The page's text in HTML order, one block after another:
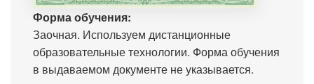
Форма обучения:
Заочная. Используем дистанционные
образовательные технологии. Форма обучения
в выдаваемом документе не указывается.